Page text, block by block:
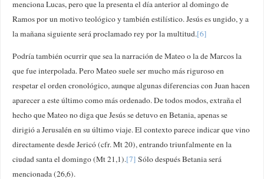
menciona Lucas, pero que la presenta el día anterior al domingo de
Ramos por un motivo teológico y también estilístico. Jesús es ungido, y a
la mañana siguiente será proclamado rey por la multitud.[6]
Podría también ocurrir que sea la narración de Mateo o la de Marcos la
que fue interpolada. Pero Mateo suele ser mucho más riguroso en
respetar el orden cronológico, aunque algunas diferencias con Juan hacen
aparecer a este último como más ordenado. De todos modos, extraña el
hecho que Mateo no diga que Jesús se detuvo en Betania, apenas se
dirigió a Jerusalén en su último viaje. El contexto parece indicar que vino
directamente desde Jericó (cfr. Mt 20), entrando triunfalmente en la
ciudad santa el domingo (Mt 21,1).[7] Sólo después Betania será
mencionada (26,6).